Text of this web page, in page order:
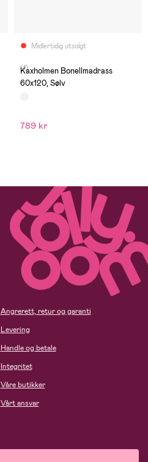
Midlertidig utsolgt
(1)
Kaxholmen Bonellmadrass
60x120, Sølv
789 kr
Angrerett, retur og garanti
Levering
Handle og betale
Integritet
Våre butikker
Vårt ansvar